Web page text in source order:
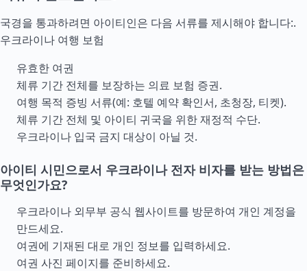
국경을 통과하려면 아이티인은 다음 서류를 제시해야 합니다:.
우크라이나 여행 보험
유효한 여권
체류 기간 전체를 보장하는 의료 보험 증권.
여행 목적 증빙 서류(예: 호텔 예약 확인서, 초청장, 티켓).
체류 기간 전체 및 아이티 귀국을 위한 재정적 수단.
우크라이나 입국 금지 대상이 아닐 것.
아이티 시민으로서 우크라이나 전자 비자를 받는 방법은
무엇인가요?
우크라이나 외무부 공식 웹사이트를 방문하여 개인 계정을
만드세요.
여권에 기재된 대로 개인 정보를 입력하세요.
여권 사진 페이지를 준비하세요.